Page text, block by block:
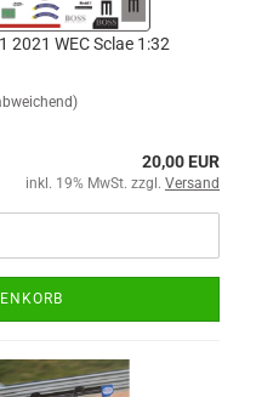
2021 WEC Sclae 1:32
20,00 EUR
inkl. 19% MwSt. zzgl. Versand